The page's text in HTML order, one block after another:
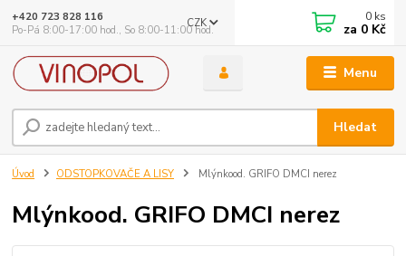
Menu
CZK
Hledat
+420 723 828 116
Po-Pá 8:00-17:00 hod., So 8:00-11:00 hod.
0 ks
za 0 Kč
Úvod ODSTOPKOVAČE A LISY Mlýnkood. GRIFO DMCI nerez
Mlýnkood. GRIFO DMCI nerez